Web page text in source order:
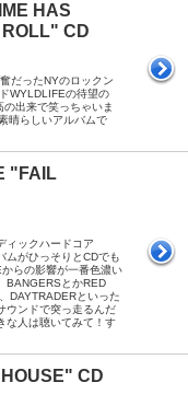
HAS
CD
だったNYのロックン
WYLDLIFEの待望の
出来で笑っちゃいま
晴らしいアルバムで
"FAIL
ィックハードコア
ムがひっそりとCDでも
らの影響が一番色濃い
BANGERSとかRED
DAYTRADERといった
ウンドで突っ走るんだ
な人は聴いてみて！す
CD